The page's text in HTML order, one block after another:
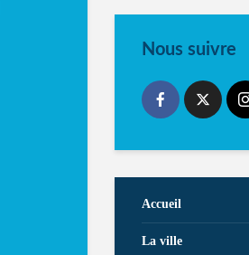
Nous suivre
Accueil
La ville